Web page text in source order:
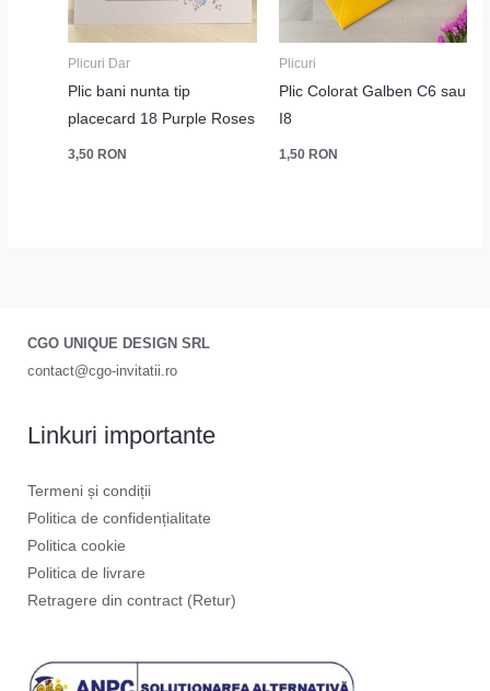
Plicuri Dar
Plic bani nunta tip
placecard 18 Purple Roses
3,50 RON
Plicuri
Plic Colorat Galben C6 sau
I8
1,50 RON
CGO UNIQUE DESIGN SRL
contact@cgo-invitatii.ro
Linkuri importante
Termeni și condiții
Politica de confidențialitate
Politica cookie
Politica de livrare
Retragere din contract (Retur)